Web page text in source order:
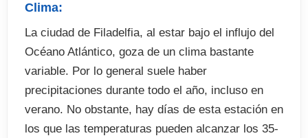
Clima:
La ciudad de Filadelfia, al estar bajo el influjo del
Océano Atlántico, goza de un clima bastante
variable. Por lo general suele haber
precipitaciones durante todo el año, incluso en
verano. No obstante, hay días de esta estación en
los que las temperaturas pueden alcanzar los 35-